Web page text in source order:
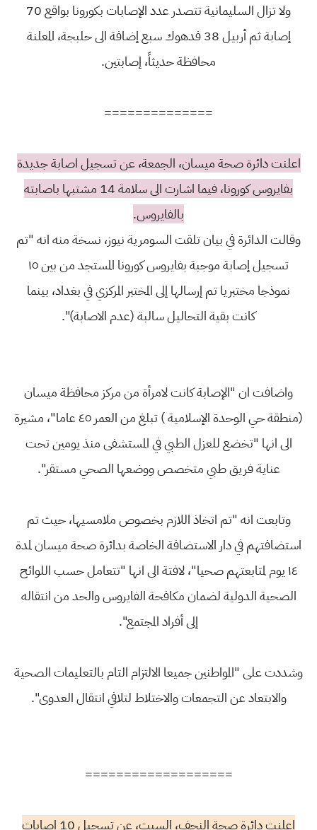
ولا تزال السليمانية تتصدر عدد الإصابات بكورونا بواقع 70
إصابة ثم أربيل 38 فدهوك سبع إضافة الى حلبجة، المعلنة
محافظة حديثاً، إصابتين.
==============
اعلنت دائرة صحة ميسان، الجمعة، عن تسجيل اصابة جديدة
بفايروس كورونا، فيما اشارت الى سلامة 14 مشتبها باصابته
بالفايروس.
وقالت الدائرة في بيان تلقت السومرية نيوز، نسخة منه انه "تم
تسجيل إصابة موجبة بفايروس كورونا المستجد من بين ١٥
نموذجا مختبريا تم إرسالها إلى المختبر المركزي في بغداد، بينما
كانت بقية التحاليل سالبة (عدم الاصابة)".
واضافت ان "الإصابة كانت لامرأة من مركز محافظة ميسان
(منطقة حي الوحدة الإسلامية ) تبلغ من العمر ٤٥ عاما"، مشيرة
الى انها "تخضع للعزل الطبي في المستشفى منذ يومين تحت
عناية فريق طبي متخصص ووضعها الصحي مستقر".
وتابعت انه "تم اتخاذ اللازم بخصوص ملامسيها، حيث تم
استضافتهم في دار الاستضافة الخاصة بدائرة صحة ميسان لمدة
١٤ يوم لمتابعتهم صحيا"، لافتة الى انها "تتعامل حسب اللوائح
الصحية الدولية لضمان مكافحة الفايروس والحد من انتقاله
إلى أفراد المجتمع".
وشددت على "المواطنين جميعا الالتزام التام بالتعليمات الصحية
والابتعاد عن التجمعات والاختلاط لتلافي انتقال العدوى".
===================
اعلنت دائرة صحة النجف، السبت، عن تسجيل 10 اصابات